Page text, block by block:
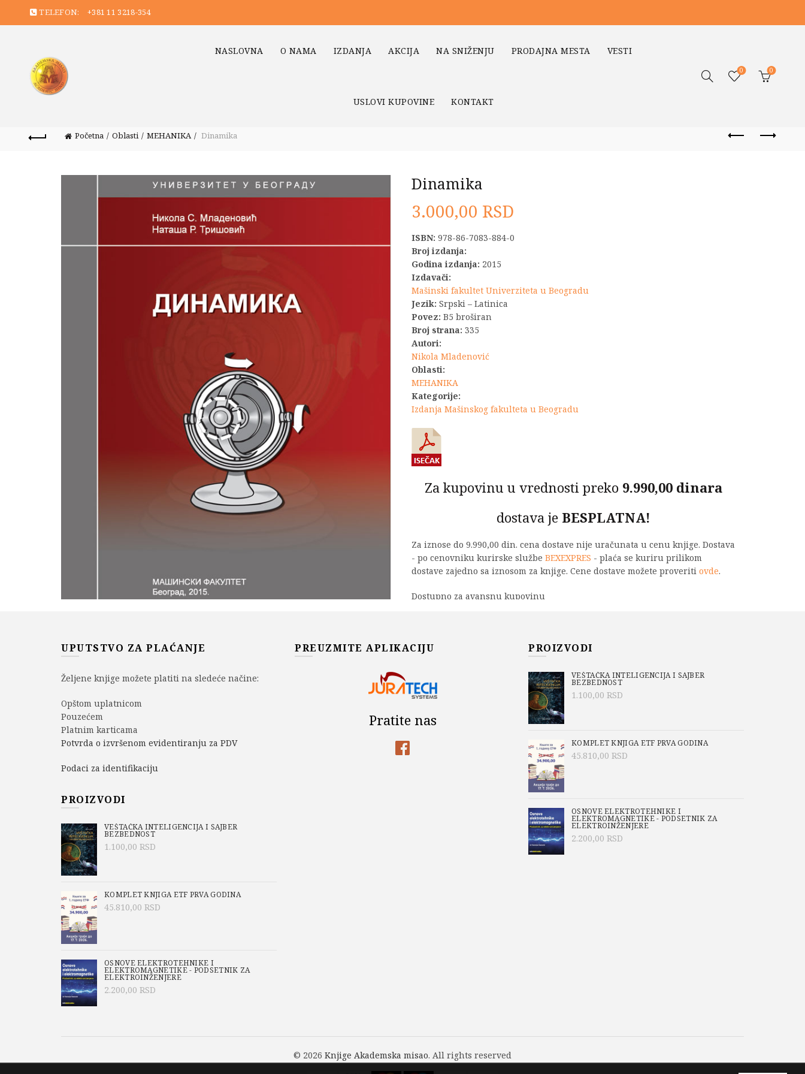
TELEFON: +381 11 3218-354
NASLOVNA O NAMA IZDANJA AKCIJA NA SNIŽENJU PRODAJNA MESTA VESTI
USLOVI KUPOVINE KONTAKT
0 0
Početna Oblasti MEHANIKA Dinamika
Dinamika
3.000,00 RSD
ISBN: 978-86-7083-884-0
Broj izdanja:
Godina izdanja: 2015
Izdavači:
Mašinski fakultet Univerziteta u Beogradu
Jezik: Srpski – Latinica
Povez: B5 broširan
Broj strana: 335
Autori:
Nikola Mladenović
Oblasti:
MEHANIKA
Kategorije:
Izdanja Mašinskog fakulteta u Beogradu
Za kupovinu u vrednosti preko 9.990,00 dinara
dostava je BESPLATNA!
Za iznose do 9.990,00 din. cena dostave nije uračunata u cenu knjige. Dostava
- po cenovniku kurirske službe BEXEXPRES - plaća se kuriru prilikom
dostave zajedno sa iznosom za knjige. Cene dostave možete proveriti ovde.
Dostupno za avansnu kupovinu
Šifra proizvoda:
978-86-7083-884-0
Izdanja Mašinskog fakulteta u Beogradu
Mašinski fakultet Univerziteta u Beogradu
UPUTSTVO ZA PLAĆANJE
Željene knjige možete platiti na sledeće načine:
Opštom uplatnicom
Pouzećem
Platnim karticama
Potvrda o izvršenom evidentiranju za PDV
Podaci za identifikaciju
PROIZVODI
VEŠTAČKA INTELIGENCIJA I SAJBER
BEZBEDNOST
1.100,00 RSD
KOMPLET KNJIGA ETF PRVA GODINA
45.810,00 RSD
OSNOVE ELEKTROTEHNIKE I
ELEKTROMAGNETIKE - PODSETNIK ZA
ELEKTROINŽENJERE
2.200,00 RSD
PREUZMITE APLIKACIJU
Pratite nas
PROIZVODI
VEŠTAČKA INTELIGENCIJA I SAJBER
BEZBEDNOST
1.100,00 RSD
KOMPLET KNJIGA ETF PRVA GODINA
45.810,00 RSD
OSNOVE ELEKTROTEHNIKE I
ELEKTROMAGNETIKE - PODSETNIK ZA
ELEKTROINŽENJERE
2.200,00 RSD
© 2026 Knjige Akademska misao. All rights reserved